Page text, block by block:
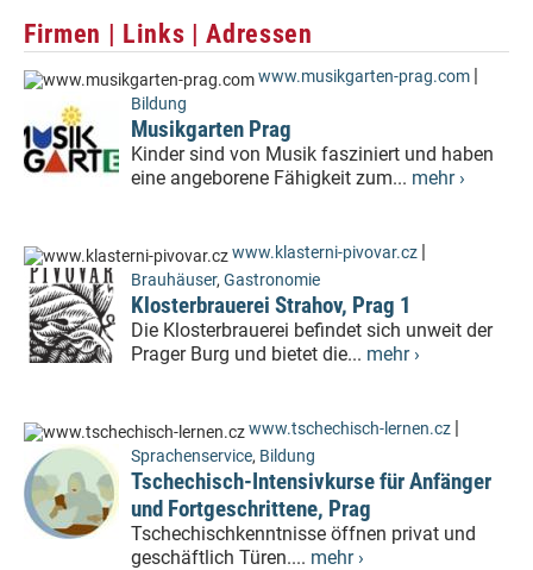
Firmen | Links | Adressen
www.musikgarten-prag.com |
Bildung
Musikgarten Prag
Kinder sind von Musik fasziniert und haben
eine angeborene Fähigkeit zum... mehr ›
www.klasterni-pivovar.cz |
Brauhäuser, Gastronomie
Klosterbrauerei Strahov, Prag 1
Die Klosterbrauerei befindet sich unweit der
Prager Burg und bietet die... mehr ›
www.tschechisch-lernen.cz |
Sprachenservice, Bildung
Tschechisch-Intensivkurse für Anfänger
und Fortgeschrittene, Prag
Tschechischkenntnisse öffnen privat und
geschäftlich Türen.... mehr ›